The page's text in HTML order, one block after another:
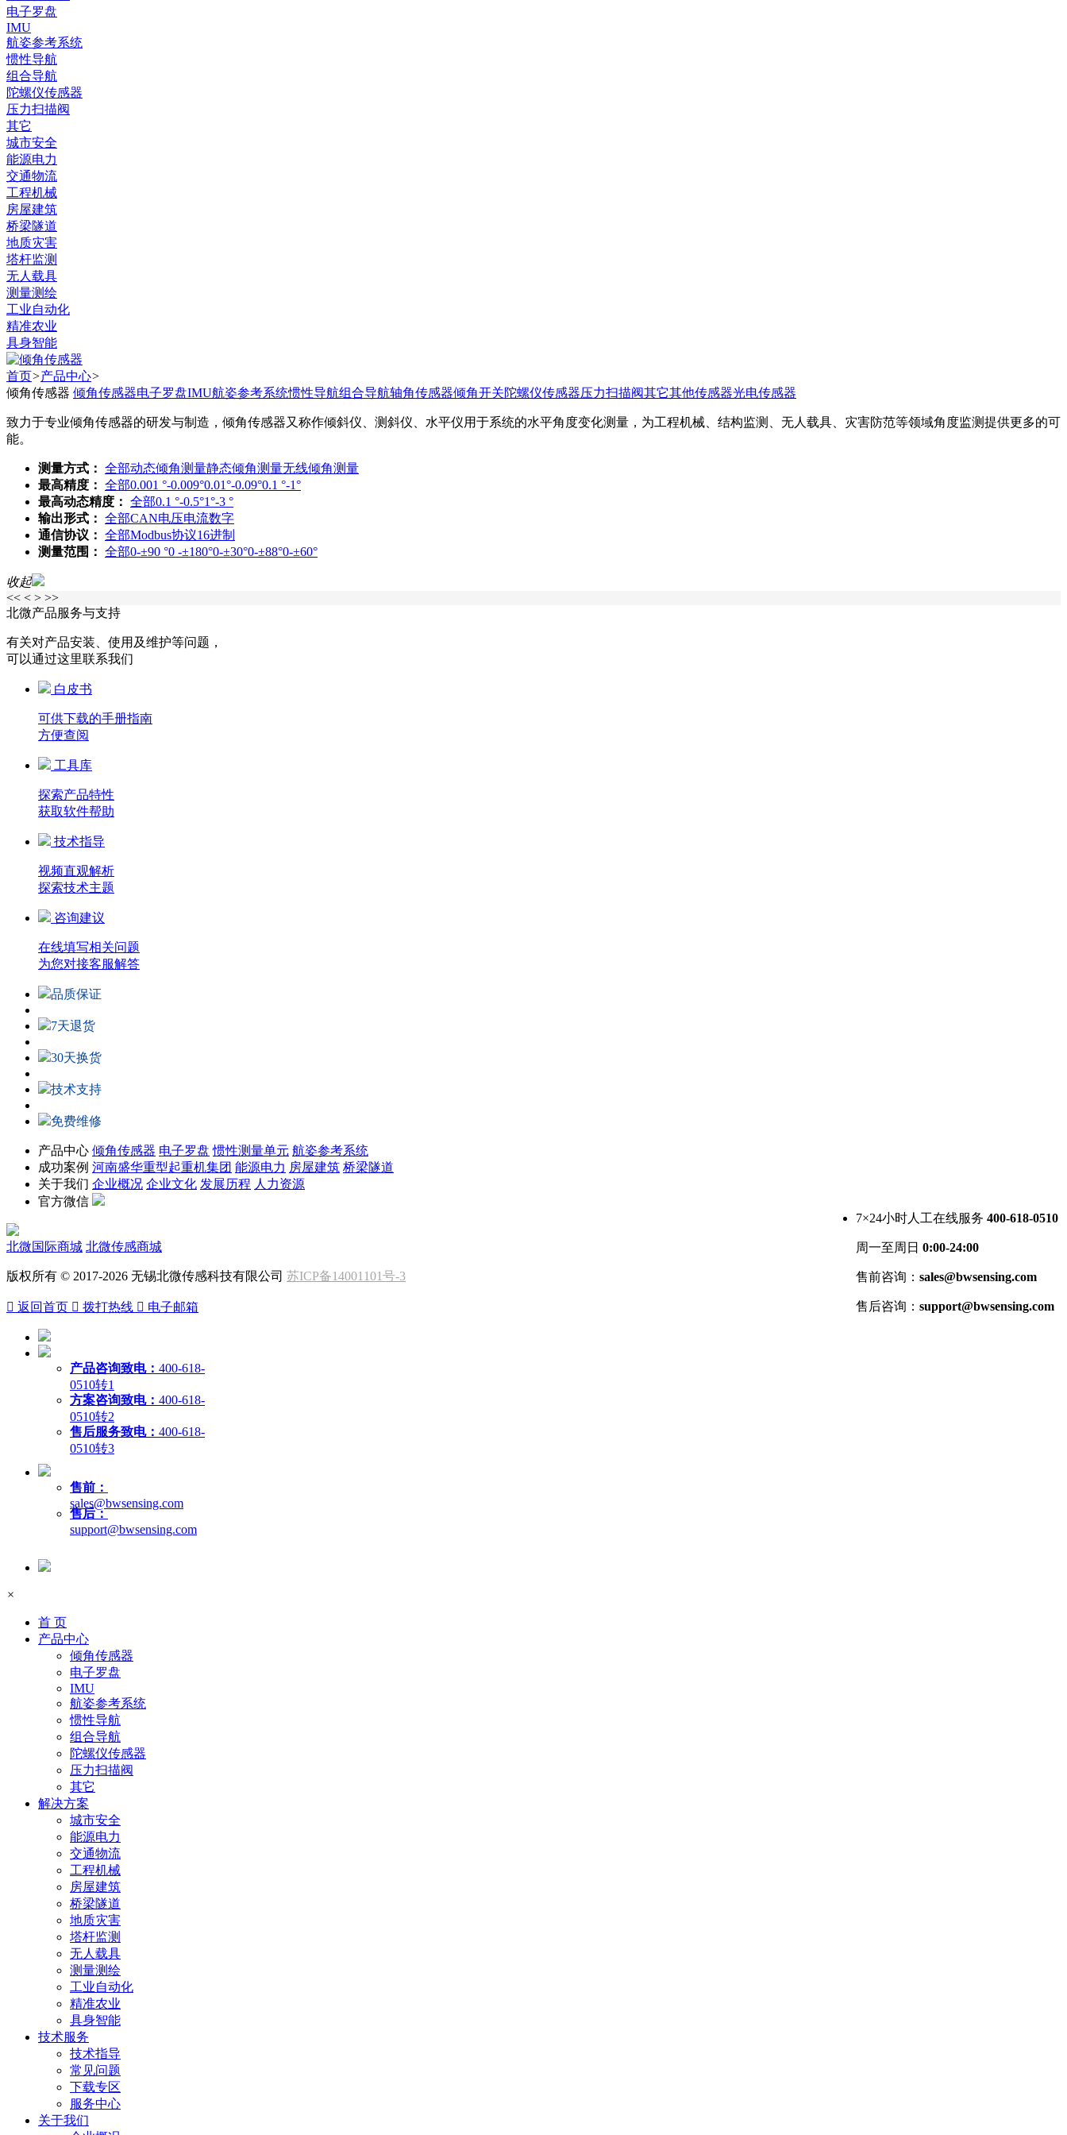
电子罗盘
IMU
航姿参考系统
惯性导航
组合导航
陀螺仪传感器
压力扫描阀
其它
城市安全
能源电力
交通物流
工程机械
房屋建筑
桥梁隧道
地质灾害
塔杆监测
无人载具
测量测绘
工业自动化
精准农业
具身智能
首页>产品中心>
倾角传感器 倾角传感器电子罗盘IMU航姿参考系统惯性导航组合导航轴角传感器倾角开关陀螺仪传感器压力扫描阀其它其他传感器光电传感器
致力于专业倾角传感器的研发与制造，倾角传感器又称作倾斜仪、测斜仪、水平仪用于系统的水平角度变化测量，为工程机械、结构监测、无人载具、灾害防范等领域角度监测提供更多的可
能。
测量方式： 全部动态倾角测量静态倾角测量无线倾角测量
最高精度： 全部0.001 °-0.009°0.01°-0.09°0.1 °-1°
最高动态精度： 全部0.1 °-0.5°1°-3 °
输出形式： 全部CAN电压电流数字
通信协议： 全部Modbus协议16进制
测量范围： 全部0-±90 °0 -±180°0-±30°0-±88°0-±60°
收起
<< < > >>
北微产品服务与支持
有关对产品安装、使用及维护等问题，
可以通过这里联系我们
白皮书
可供下载的手册指南
方便查阅
工具库
探索产品特性
获取软件帮助
技术指导
视频直观解析
探索技术主题
咨询建议
在线填写相关问题
为您对接客服解答
品质保证
7天退货
30天换货
技术支持
免费维修
产品中心 倾角传感器 电子罗盘 惯性测量单元 航姿参考系统
成功案例 河南盛华重型起重机集团 能源电力 房屋建筑 桥梁隧道
关于我们 企业概况 企业文化 发展历程 人力资源
官方微信
7×24小时人工在线服务 400-618-0510
周一至周日0:00-24:00
售前咨询：sales@bwsensing.com
售后咨询：support@bwsensing.com
北微国际商城 北微传感商城
版权所有 © 2017-2026 无锡北微传感科技有限公司 苏ICP备14001101号-3
 返回首页  拨打热线  电子邮箱
产品咨询致电： 400-618-
0510转1
方案咨询致电： 400-618-
0510转2
售后服务致电： 400-618-
0510转3
售前：
sales@bwsensing.com
售后：
support@bwsensing.com
×
首 页
产品中心
倾角传感器
电子罗盘
IMU
航姿参考系统
惯性导航
组合导航
陀螺仪传感器
压力扫描阀
其它
解决方案
城市安全
能源电力
交通物流
工程机械
房屋建筑
桥梁隧道
地质灾害
塔杆监测
无人载具
测量测绘
工业自动化
精准农业
具身智能
技术服务
技术指导
常见问题
下载专区
服务中心
关于我们